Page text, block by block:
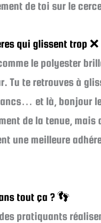
de toi sur le
qui glissent trop ❌
le polyester
Tu te retrouves à
et là, bonjour
de la tenue,
une meilleure
tout ça ? 👣
pratiquants